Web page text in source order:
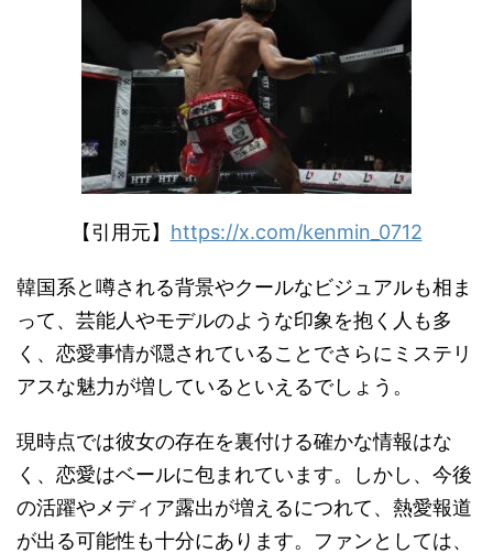
【引用元】 https://x.com/kenmin_0712
韓国系と噂される背景やクールなビジュアルも相ま
って、芸能人やモデルのような印象を抱く人も多
く、恋愛事情が隠されていることでさらにミステリ
アスな魅力が増しているといえるでしょう。
現時点では彼女の存在を裏付ける確かな情報はな
く、恋愛はベールに包まれています。しかし、今後
の活躍やメディア露出が増えるにつれて、熱愛報道
が出る可能性も十分にあります。ファンとしては、